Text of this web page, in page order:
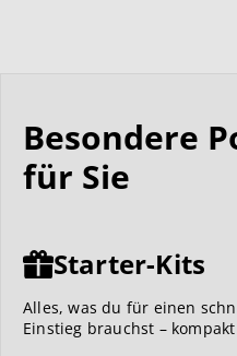
Besondere
für Sie
Starter-Kits
Alles, was du für einen
Einstieg brauchst –